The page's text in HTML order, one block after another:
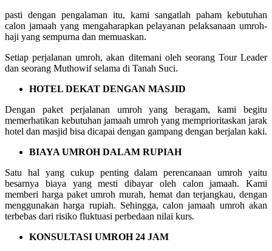
pasti dengan pengalaman itu, kami sangatlah paham kebutuhan
calon jamaah yang mengaharapkan pelayanan pelaksanaan umroh-
haji yang sempurna dan memuaskan.
Setiap perjalanan umroh, akan ditemani oleh seorang Tour Leader
dan seorang Muthowif selama di Tanah Suci.
HOTEL DEKAT DENGAN MASJID
Dengan paket perjalanan umroh yang beragam, kami begitu
memerhatikan kebutuhan jamaah umroh yang memprioritaskan jarak
hotel dan masjid bisa dicapai dengan gampang dengan berjalan kaki.
BIAYA UMROH DALAM RUPIAH
Satu hal yang cukup penting dalam perencanaan umroh yaitu
besarnya biaya yang mesti dibayar oleh calon jamaah. Kami
memberi harga paket umroh murah, hemat dan terjangkau, dengan
menggunakan harga rupiah. Sehingga, calon jamaah umroh akan
terbebas dari risiko fluktuasi perbedaan nilai kurs.
KONSULTASI UMROH 24 JAM